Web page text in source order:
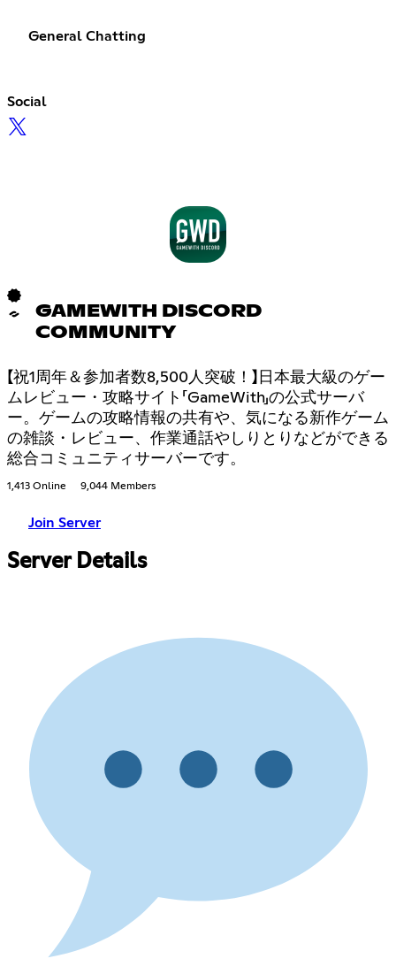
General Chatting
Social
GAMEWITH DISCORD
COMMUNITY
【祝1周年＆参加者数8,500人突破！】日本最大級のゲー
ムレビュー・攻略サイト「GameWith」の公式サーバ
ー。ゲームの攻略情報の共有や、気になる新作ゲーム
の雑談・レビュー、作業通話やしりとりなどができる
総合コミュニティサーバーです。
1,413 Online 9,044 Members
Join Server
Server Details